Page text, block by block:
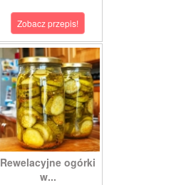
Zobacz przepis!
Rewelacyjne ogórki
w...